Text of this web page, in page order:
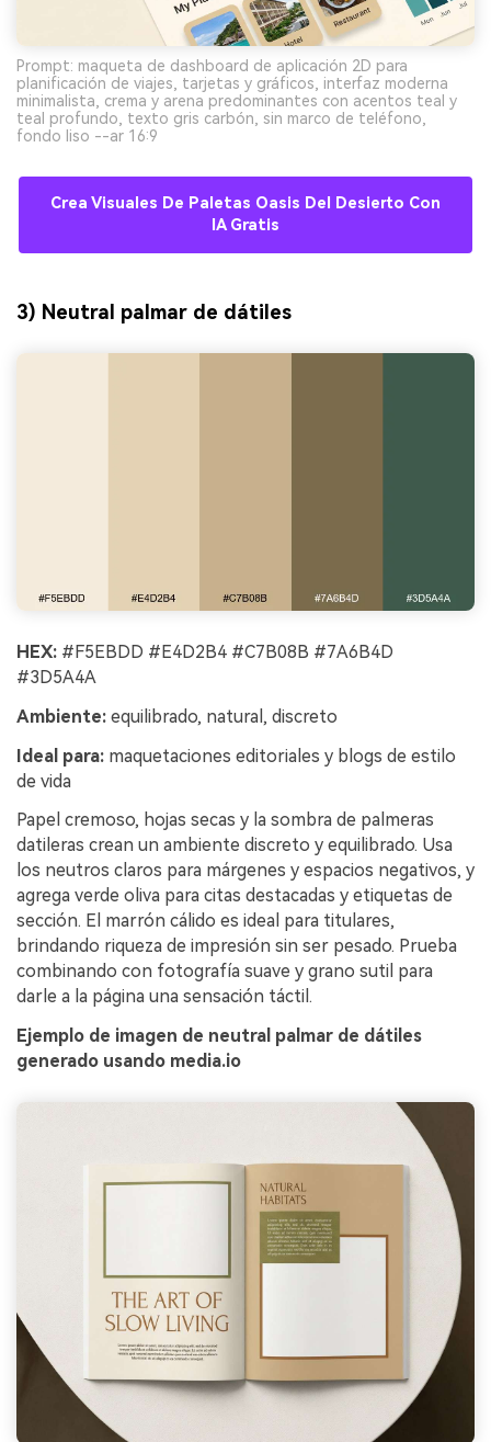
Prompt: maqueta de dashboard de aplicación 2D para
planificación de viajes, tarjetas y gráficos, interfaz moderna
minimalista, crema y arena predominantes con acentos teal y
teal profundo, texto gris carbón, sin marco de teléfono,
fondo liso --ar 16:9
Crea Visuales De Paletas Oasis Del Desierto Con
IA Gratis
3) Neutral palmar de dátiles
HEX: #F5EBDD #E4D2B4 #C7B08B #7A6B4D
#3D5A4A
Ambiente: equilibrado, natural, discreto
Ideal para: maquetaciones editoriales y blogs de estilo
de vida
Papel cremoso, hojas secas y la sombra de palmeras
datileras crean un ambiente discreto y equilibrado. Usa
los neutros claros para márgenes y espacios negativos, y
agrega verde oliva para citas destacadas y etiquetas de
sección. El marrón cálido es ideal para titulares,
brindando riqueza de impresión sin ser pesado. Prueba
combinando con fotografía suave y grano sutil para
darle a la página una sensación táctil.
Ejemplo de imagen de neutral palmar de dátiles
generado usando media.io